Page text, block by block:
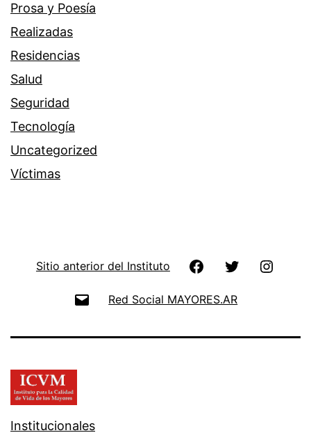
Prosa y Poesía
Realizadas
Residencias
Salud
Seguridad
Tecnología
Uncategorized
Víctimas
Sitio anterior del Instituto FacebookTwitter
EmailRed Social MAYORES.AR
Institucionales